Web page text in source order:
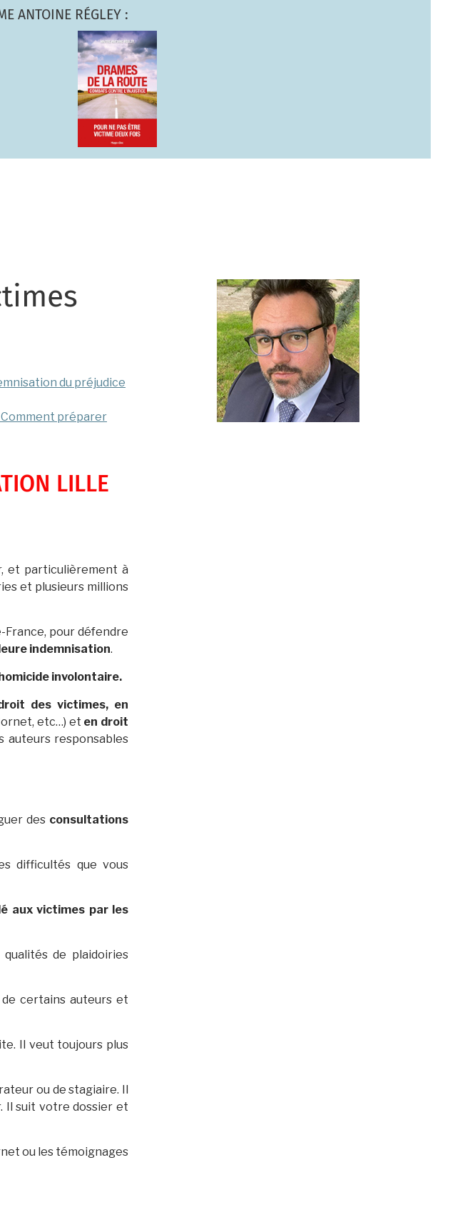
ANTOINE RÉGLEY :
du préjudice
Comment préparer
LILLE
et particulièrement à
et plusieurs millions
pour défendre
indemnisation.
involontaire.
des victimes, en
etc…) et en droit
responsables
des consultations
difficultés que vous
aux victimes par les
de plaidoiries
certains auteurs et
Il veut toujours plus
ou de stagiaire. Il
Il suit votre dossier et
ou les témoignages